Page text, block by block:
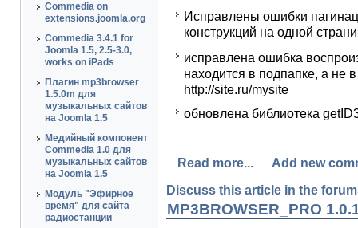
Commedia on
extensions.joomla.org
Commedia 3.4.1 for
Joomla 1.5, 2.5-3.0,
works on iPads
Плагин mp3browser
1.5.0m для
музыкальных сайтов
на Joomla 1.5
Медийный компонент
Commedia 1.0 для
музыкальных сайтов
на Joomla 1.5
Модуль "Эфирное
время" для сайта
радиостанции
Исправлены ошибки
конструкций на одной
исправлена ошибка
находится в подпапке, а не
http://site.ru/mysite
обновлена библиотека
Read more...
Add new
Discuss this article in the
MP3BROWSER_PRO